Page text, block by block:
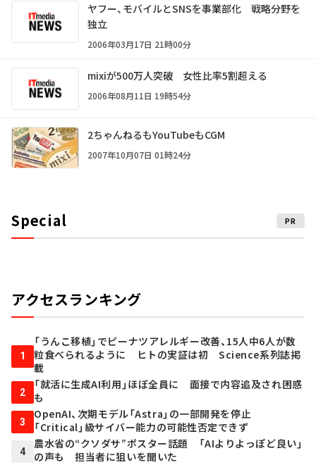
ヤフー、モバイルとSNSを事業部化 戦略分野を
独立
2006年03月17日 21時00分
mixiが500万人突破 女性比率5割超える
2006年08月11日 19時54分
2ちゃんねるもYouTubeもCGM
2007年10月07日 01時24分
Special PR
アクセスランキング
1
「うんこ移植」でピーナツアレルギー改善、15人中6人が数
粒食べられるように ヒトの実証は初 Science系列誌掲
載
2
「就活に生成AI利用」ほぼ全員に 面接で内容追及され困惑
も
3
OpenAI、次期モデル「Astra」の一部開発を停止
「Critical」級サイバー能力の可能性否定できず
4
農水省の“クソダサ”ポスター話題 「AIよりよっぽど良い」
の声も 担当者に狙いを聞いた